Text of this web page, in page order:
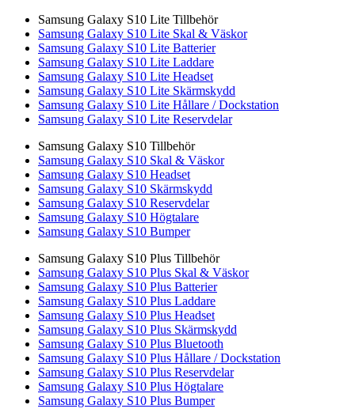
Samsung Galaxy S10 Lite Tillbehör
Samsung Galaxy S10 Lite Skal & Väskor
Samsung Galaxy S10 Lite Batterier
Samsung Galaxy S10 Lite Laddare
Samsung Galaxy S10 Lite Headset
Samsung Galaxy S10 Lite Skärmskydd
Samsung Galaxy S10 Lite Hållare / Dockstation
Samsung Galaxy S10 Lite Reservdelar
Samsung Galaxy S10 Tillbehör
Samsung Galaxy S10 Skal & Väskor
Samsung Galaxy S10 Headset
Samsung Galaxy S10 Skärmskydd
Samsung Galaxy S10 Reservdelar
Samsung Galaxy S10 Högtalare
Samsung Galaxy S10 Bumper
Samsung Galaxy S10 Plus Tillbehör
Samsung Galaxy S10 Plus Skal & Väskor
Samsung Galaxy S10 Plus Batterier
Samsung Galaxy S10 Plus Laddare
Samsung Galaxy S10 Plus Headset
Samsung Galaxy S10 Plus Skärmskydd
Samsung Galaxy S10 Plus Bluetooth
Samsung Galaxy S10 Plus Hållare / Dockstation
Samsung Galaxy S10 Plus Reservdelar
Samsung Galaxy S10 Plus Högtalare
Samsung Galaxy S10 Plus Bumper